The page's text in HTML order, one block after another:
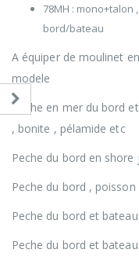
78MH : mono+talon
bord/bateau
A équiper de moulinet
modele
Peche en mer du bord
, bonite , pélamide etc
Peche du bord en
Peche du bord ,
Peche du bord et
Peche du bord et